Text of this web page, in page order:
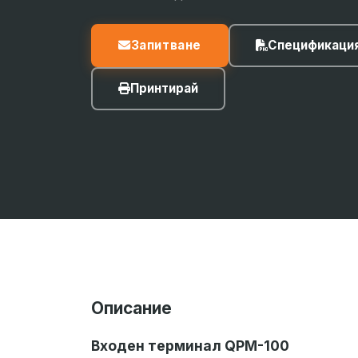
Запитване
Принтирай
Описание
Входен терминал QPM-100